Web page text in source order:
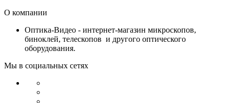
О компании
Оптика-Видео - интернет-магазин микроскопов,
биноклей, телескопов и другого оптического
оборудования.
Мы в социальных сетях